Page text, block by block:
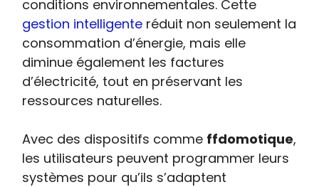
conditions environnementales. Cette
gestion intelligente réduit non seulement la
consommation d’énergie, mais elle
diminue également les factures
d’électricité, tout en préservant les
ressources naturelles.
Avec des dispositifs comme ffdomotique,
les utilisateurs peuvent programmer leurs
systèmes pour qu’ils s’adaptent